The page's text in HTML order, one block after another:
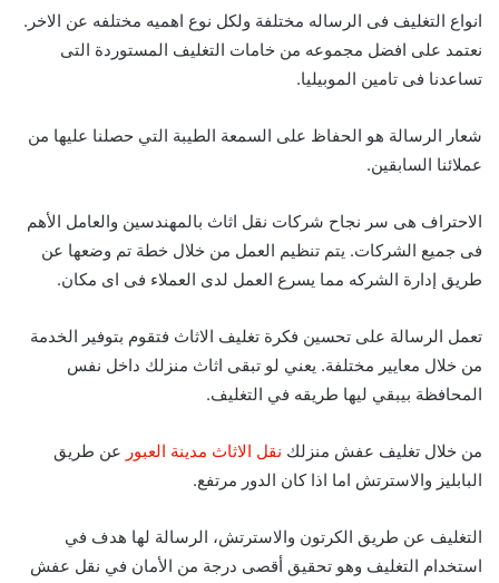
انواع التغليف فى الرساله مختلفة ولكل نوع اهميه مختلفه عن الاخر.
نعتمد على افضل مجموعه من خامات التغليف المستوردة التى
تساعدنا فى تامين الموبيليا.
شعار الرسالة هو الحفاظ على السمعة الطيبة التي حصلنا عليها من
عملائنا السابقين.
الاحتراف هى سر نجاح شركات نقل اثاث بالمهندسين والعامل الأهم
فى جميع الشركات. يتم تنظيم العمل من خلال خطة تم وضعها عن
طريق إدارة الشركه مما يسرع العمل لدى العملاء فى اى مكان.
تعمل الرسالة على تحسين فكرة تغليف الاثاث فتقوم بتوفير الخدمة
من خلال معايير مختلفة. يعني لو تبقى اثاث منزلك داخل نفس
المحافظة بيبقي ليها طريقه في التغليف.
من خلال تغليف عفش منزلك نقل الاثاث مدينة العبور عن طريق
البابليز والاسترتش اما اذا كان الدور مرتفع.
التغليف عن طريق الكرتون والاسترتش، الرسالة لها هدف في
استخدام التغليف وهو تحقيق أقصى درجة من الأمان في نقل عفش